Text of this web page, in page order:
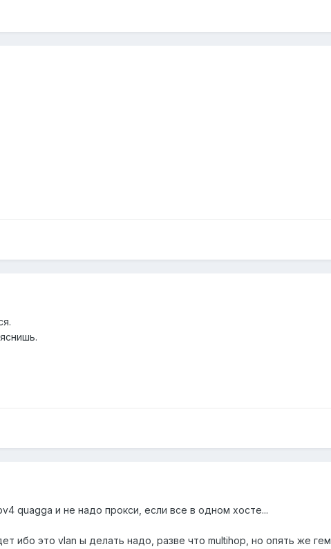
quagga и не надо прокси, если все в одном хосте...
ибо это vlan ы делать надо, разве что multihop, но опять же